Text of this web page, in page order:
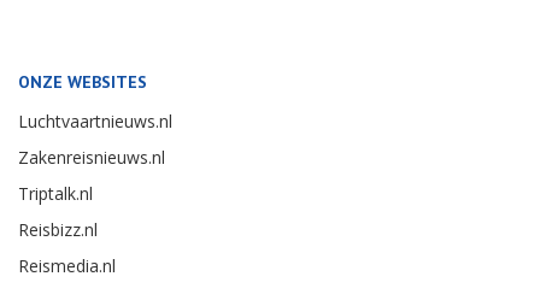
ONZE WEBSITES
Luchtvaartnieuws.nl
Zakenreisnieuws.nl
Triptalk.nl